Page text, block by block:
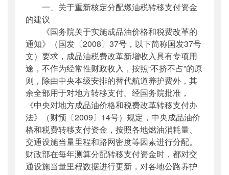
一、关于重新核定分配燃油税转移支付资金
的建议
《国务院关于实施成品油价格和税费改革的
通知》（国发〔2008〕37号，以下简称国发37号
文）要求，成品油税费改革新增收入具有专项用
途，不作为经常性财政收入，按照“不挤不占”的原
则，除由中央本级安排的替代航道养护费外，其
余全部用于对地方转移支付。经国务院批准，
《中央对地方成品油价格和税费改革转移支付办
法》（财预〔2009〕14号）规定，中央成品油价
格和税费转移支付资金，按照各地燃油消耗量、
交通设施当量里程和路网密度等因素进行分配。
财政部在每年测算分配转移支付资金时，都对交
通设施当量里程数据进行更新，对各地公路养护